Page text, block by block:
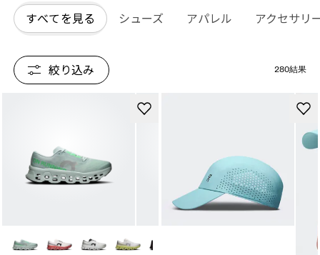
すべてを見る シューズ アパレル アクセサリ
絞り込み 280結果